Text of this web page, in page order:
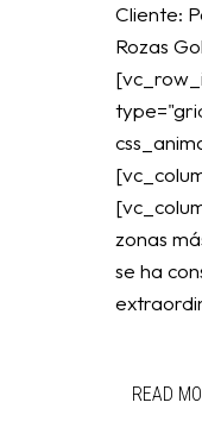
Cliente:
Rozas
zonas
se ha
READ